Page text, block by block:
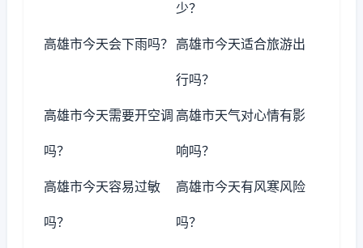
少？
高雄市今天会下雨吗？ 高雄市今天适合旅游出
行吗？
高雄市今天需要开空调
吗？
高雄市天气对心情有影
响吗？
高雄市今天容易过敏
吗？
高雄市今天有风寒风险
吗？